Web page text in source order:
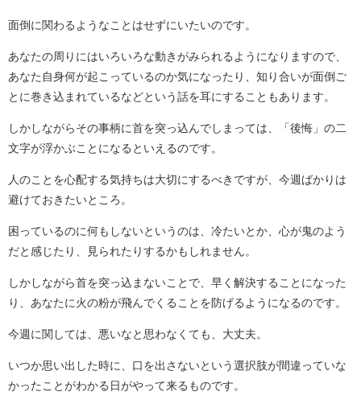
面倒に関わるようなことはせずにいたいのです。
あなたの周りにはいろいろな動きがみられるようになりますので、
あなた自身何が起こっているのか気になったり、知り合いが面倒ご
とに巻き込まれているなどという話を耳にすることもあります。
しかしながらその事柄に首を突っ込んでしまっては、「後悔」の二
文字が浮かぶことになるといえるのです。
人のことを心配する気持ちは大切にするべきですが、今週ばかりは
避けておきたいところ。
困っているのに何もしないというのは、冷たいとか、心が鬼のよう
だと感じたり、見られたりするかもしれません。
しかしながら首を突っ込まないことで、早く解決することになった
り、あなたに火の粉が飛んでくることを防げるようになるのです。
今週に関しては、悪いなと思わなくても、大丈夫。
いつか思い出した時に、口を出さないという選択肢が間違っていな
かったことがわかる日がやって来るものです。